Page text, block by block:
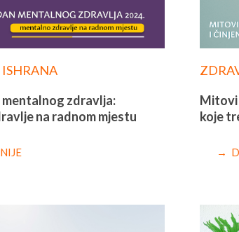
zdravlja:
na radnom mjestu
Mitovi
koje
→